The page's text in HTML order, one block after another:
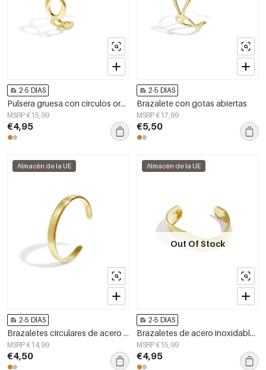
2-5 DÍAS
Pulsera gruesa con círculos orgánicos
MSRP €15,99
€4,95
2-5 DÍAS
Brazalete con gotas abiertas
MSRP €17,99
€5,50
Almacén de la UE
2-5 DÍAS
Brazaletes circulares de acero inoxidable, estilo casual y sencillo para uso diario. Joyería para mujer.
MSRP €14,99
€4,50
Almacén de la UE
Out Of Stock
2-5 DÍAS
Brazaletes de acero inoxidable de forma irregular, estilo casual y sencillo para uso diario. Joyería para mujer.
MSRP €15,99
€4,95